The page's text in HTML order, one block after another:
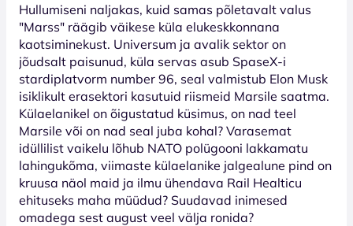
Hullumiseni naljakas, kuid samas põletavalt valus
"Marss" räägib väikese küla elukeskkonnana
kaotsiminekust. Universum ja avalik sektor on
jõudsalt paisunud, küla servas asub SpaseX-i
stardiplatvorm number 96, seal valmistub Elon Musk
isiklikult erasektori kasutuid riismeid Marsile saatma.
Külaelanikel on õigustatud küsimus, on nad teel
Marsile või on nad seal juba kohal? Varasemat
idüllilist vaikelu lõhub NATO polügooni lakkamatu
lahingukõma, viimaste külaelanike jalgealune pind on
kruusa näol maid ja ilmu ühendava Rail Healticu
ehituseks maha müüdud? Suudavad inimesed
omadega sest august veel välja ronida?